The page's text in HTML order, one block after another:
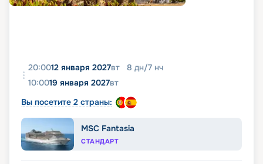
20:0012 января 2027вт 8 дн/7 нч
10:0019 января 2027вт
Вы посетите 2 страны:
MSC Fantasia
СТАНДАРТ